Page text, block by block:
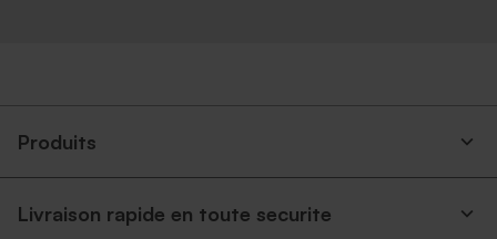
Produits
Livraison rapide en toute securite